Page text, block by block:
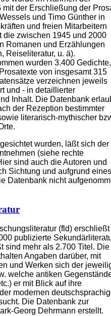
mit der Erschließung der
und Timo Günther in
und freien Mitarbeitern
die zwischen 1945 und 2000
Romanen und Erzählungen
Reiseliteratur, u. ä).
wurden 3.400 Gedichte,
von insgesamt 315
verzeichnen jeweils
und - in detaillierter
Inhalt. Die Datenbank
der Rezeption bestimmter
literarisch-mythischer
wurden, läßt sich der
(siehe rechte
sind auch die Autoren und
Sichtung und aufgrund eines
Datenbank nicht
(fld) erschließt
publizierte
sind mehr als 2.700 Titel. Die
Angaben darüber, mit
und Werken sich der
welche antiken
er mit Blick auf ihre
modernen
Die Datenbank zur
Georg Dehrmann erstellt.